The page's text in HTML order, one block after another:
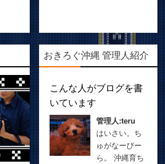
おきろぐ沖縄 管理人紹介
こんな人がブログを書
いています
管理人:teru
はいさい。ち
ゅがなーびー
ら。 沖縄育ち